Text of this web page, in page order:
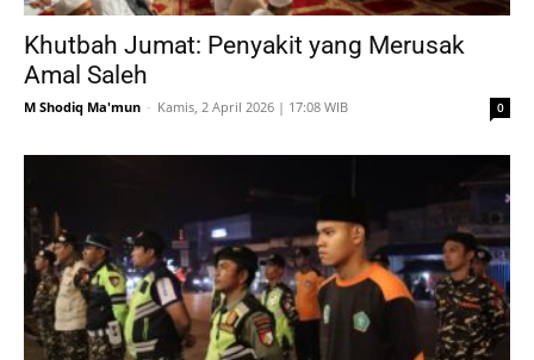
Khutbah Jumat: Penyakit yang Merusak
Amal Saleh
M Shodiq Ma'mun - Kamis, 2 April 2026 | 17:08 WIB 0